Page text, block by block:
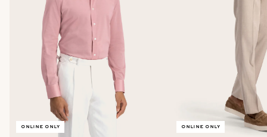
online only online only